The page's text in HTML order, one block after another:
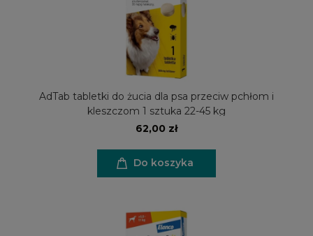
AdTab tabletki do żucia dla psa przeciw pchłom i
kleszczom 1 sztuka 22-45 kg
62,00 zł
Do koszyka